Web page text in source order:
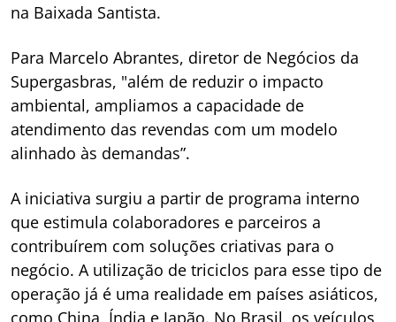
na Baixada Santista.
Para Marcelo Abrantes, diretor de Negócios da
Supergasbras, "além de reduzir o impacto
ambiental, ampliamos a capacidade de
atendimento das revendas com um modelo
alinhado às demandas”.
A iniciativa surgiu a partir de programa interno
que estimula colaboradores e parceiros a
contribuírem com soluções criativas para o
negócio. A utilização de triciclos para esse tipo de
operação já é uma realidade em países asiáticos,
como China, Índia e Japão. No Brasil, os veículos